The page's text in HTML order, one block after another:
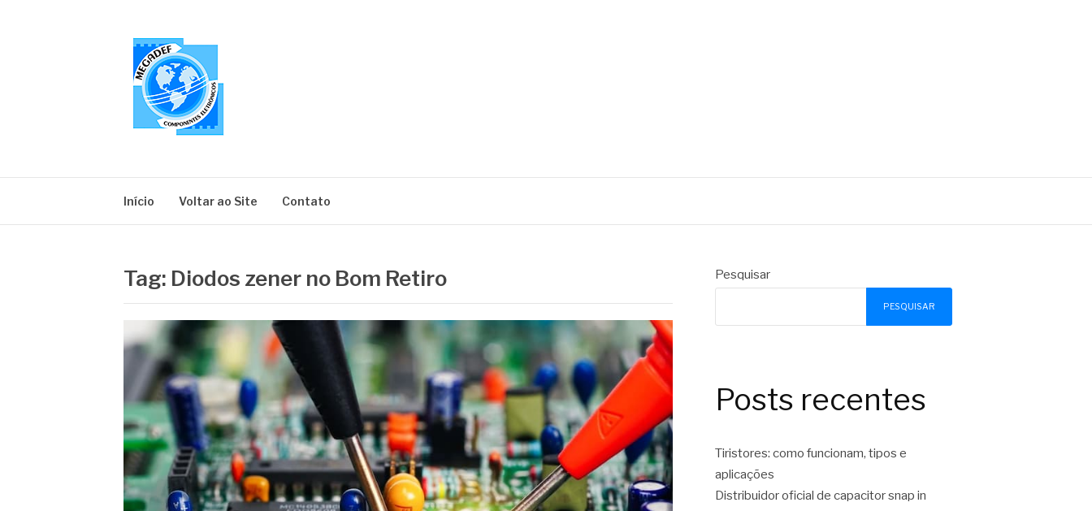
Início Voltar ao Site Contato
Tag: Diodos zener no Bom Retiro Pesquisar
PESQUISAR
Posts recentes
Tiristores: como funcionam, tipos e
aplicações
Distribuidor oficial de capacitor snap in